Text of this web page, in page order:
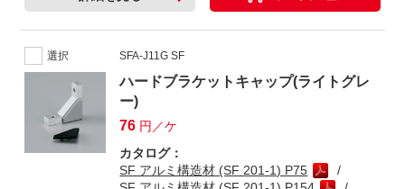
選択 SFA-J11G SF
ハードブラケットキャップ(ライトグレ
ー)
76 円／ケ
カタログ：
SF アルミ構造材 (SF 201-1) P75